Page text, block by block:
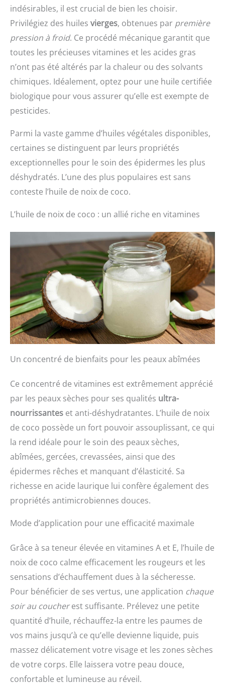
indésirables, il est crucial de bien les choisir.
Privilégiez des huiles vierges, obtenues par première
pression à froid. Ce procédé mécanique garantit que
toutes les précieuses vitamines et les acides gras
n’ont pas été altérés par la chaleur ou des solvants
chimiques. Idéalement, optez pour une huile certifiée
biologique pour vous assurer qu’elle est exempte de
pesticides.
Parmi la vaste gamme d’huiles végétales disponibles,
certaines se distinguent par leurs propriétés
exceptionnelles pour le soin des épidermes les plus
déshydratés. L’une des plus populaires est sans
conteste l’huile de noix de coco.
L’huile de noix de coco : un allié riche en vitamines
Un concentré de bienfaits pour les peaux abîmées
Ce concentré de vitamines est extrêmement apprécié
par les peaux sèches pour ses qualités ultra-
nourrissantes et anti-déshydratantes. L’huile de noix
de coco possède un fort pouvoir assouplissant, ce qui
la rend idéale pour le soin des peaux sèches,
abîmées, gercées, crevassées, ainsi que des
épidermes rêches et manquant d’élasticité. Sa
richesse en acide laurique lui confère également des
propriétés antimicrobiennes douces.
Mode d’application pour une efficacité maximale
Grâce à sa teneur élevée en vitamines A et E, l’huile de
noix de coco calme efficacement les rougeurs et les
sensations d’échauffement dues à la sécheresse.
Pour bénéficier de ses vertus, une application chaque
soir au coucherest suffisante. Prélevez une petite
quantité d’huile, réchauffez-la entre les paumes de
vos mains jusqu’à ce qu’elle devienne liquide, puis
massez délicatement votre visage et les zones sèches
de votre corps. Elle laissera votre peau douce,
confortable et lumineuse au réveil.